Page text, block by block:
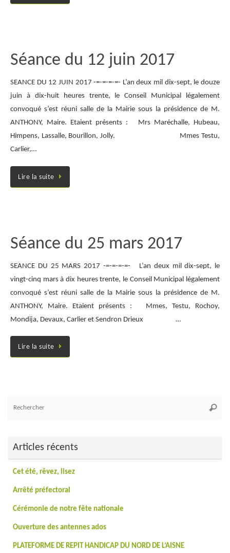
Séance du 12 juin 2017
SEANCE DU 12 JUIN 2017 -=-=-=-=- L’an deux mil dix-sept, le douze
juin à dix-huit heures trente, le Conseil Municipal légalement
convoqué s’est réuni salle de la Mairie sous la présidence de M.
ANTHONY, Maire. Etaient présents : Mrs Maréchalle, Hubeau,
Himpens, Lassalle, Bourillon, Jolly. Mmes Testu,
Carlier,…
Lire la suite
Séance du 25 mars 2017
SEANCE DU 25 MARS 2017 -=-=-=-=- L’an deux mil dix-sept, le
vingt-cinq mars à dix heures trente, le Conseil Municipal légalement
convoqué s’est réuni salle de la Mairie sous la présidence de M.
ANTHONY, Maire. Etaient présents : Mmes, Testu, Rochoy,
Mondija, Devaux, Carlier et Sendron Drieux …
Lire la suite
Articles récents
Cet été, rêvez, lisez
Arrêté préfectoral
Cérémonie de notre fête nationale
Ouverture des antennes ados
PLATEFORME DE REPIT HANDICAP DU NORD DE L’AISNE